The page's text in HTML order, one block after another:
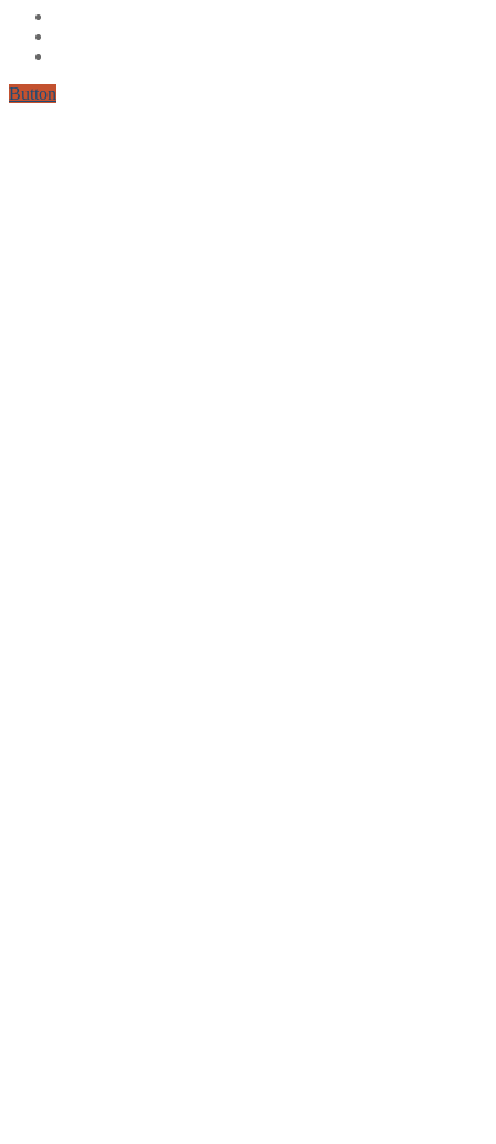
Button